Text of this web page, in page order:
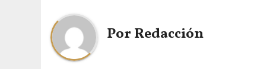
PorRedacción